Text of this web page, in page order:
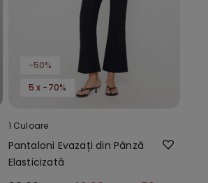
-50%
5 x -70%
1 Culoare
Pantaloni Evazați din Pânză
Elasticizată